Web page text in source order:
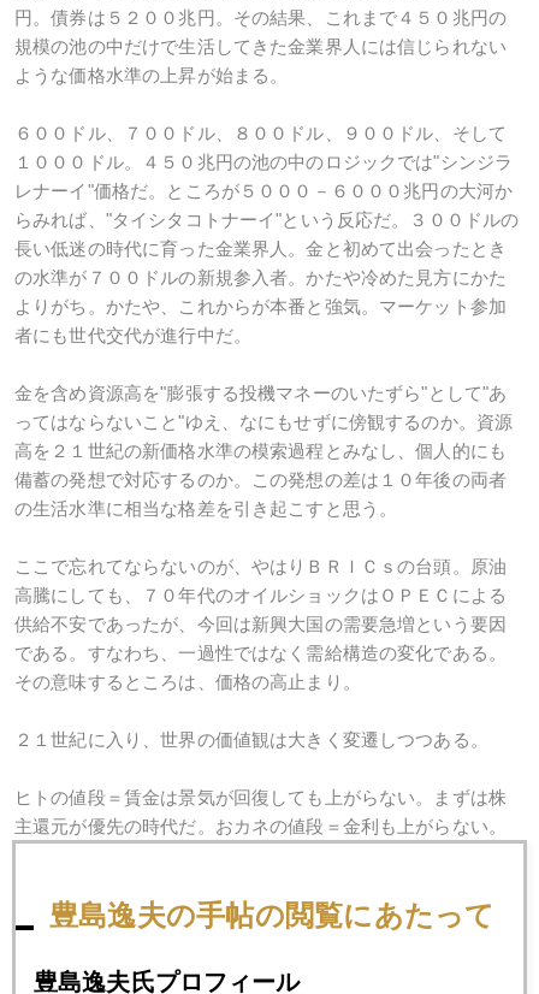
円。債券は５２００兆円。その結果、これまで４５０兆円の
規模の池の中だけで生活してきた金業界人には信じられない
ような価格水準の上昇が始まる。
６００ドル、７００ドル、８００ドル、９００ドル、そして
１０００ドル。４５０兆円の池の中のロジックでは"シンジラ
レナーイ"価格だ。ところが５０００－６０００兆円の大河か
らみれば、"タイシタコトナーイ"という反応だ。３００ドルの
長い低迷の時代に育った金業界人。金と初めて出会ったとき
の水準が７００ドルの新規参入者。かたや冷めた見方にかた
よりがち。かたや、これからが本番と強気。マーケット参加
者にも世代交代が進行中だ。
金を含め資源高を"膨張する投機マネーのいたずら"として"あ
ってはならないこと"ゆえ、なにもせずに傍観するのか。資源
高を２１世紀の新価格水準の模索過程とみなし、個人的にも
備蓄の発想で対応するのか。この発想の差は１０年後の両者
の生活水準に相当な格差を引き起こすと思う。
ここで忘れてならないのが、やはりＢＲＩＣｓの台頭。原油
高騰にしても、７０年代のオイルショックはＯＰＥＣによる
供給不安であったが、今回は新興大国の需要急増という要因
である。すなわち、一過性ではなく需給構造の変化である。
その意味するところは、価格の高止まり。
２１世紀に入り、世界の価値観は大きく変遷しつつある。
ヒトの値段＝賃金は景気が回復しても上がらない。まずは株
主還元が優先の時代だ。おカネの値段＝金利も上がらない。
でに８年目に突入したが、その間、金生産はなんと微減なの
豊島逸夫の手帖の閲覧にあたって
豊島逸夫氏プロフィール